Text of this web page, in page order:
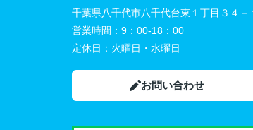
千葉県八千代市八千代台東１丁目３４－
営業時間： 9：00-18：00
定休日： 火曜日・水曜日
お問い合わせ